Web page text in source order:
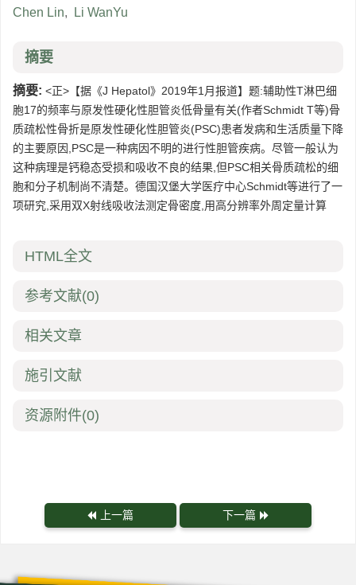
Chen Lin, Li WanYu
摘要
摘要: <正>【据《J Hepatol》2019年1月报道】题:辅助性T淋巴细
胞17的频率与原发性硬化性胆管炎低骨量有关(作者Schmidt T等)骨
质疏松性骨折是原发性硬化性胆管炎(PSC)患者发病和生活质量下降
的主要原因,PSC是一种病因不明的进行性胆管疾病。尽管一般认为
这种病理是钙稳态受损和吸收不良的结果,但PSC相关骨质疏松的细
胞和分子机制尚不清楚。德国汉堡大学医疗中心Schmidt等进行了一
项研究,采用双X射线吸收法测定骨密度,用高分辨率外周定量计算
HTML全文
参考文献(0)
相关文章
施引文献
资源附件(0)
上一篇 下一篇